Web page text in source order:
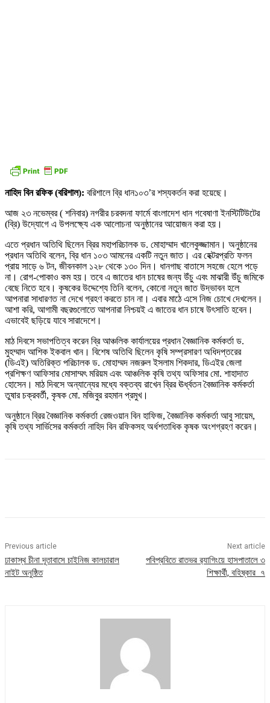
নাহিদ বিন রফিক (বরিশাল): বরিশালে ব্রি ধান১০৩’র শস্যকর্তন করা হয়েছে।
আজ ২৩ নভেম্বর ( শনিবার) নগরীর চরবদনা ফার্মে বাংলাদেশ ধান গবেষাণা ইনস্টিটিউটের
(ব্রি) উদ্যোগে এ উপলক্ষ্যে এক আলোচনা অনুষ্ঠানের আয়োজন করা হয়।
এতে প্রধান অতিথি ছিলেন ব্রির মহাপরিচালক ড. মোহাম্মাদ খালেকুজ্জামান। অনুষ্ঠানের
প্রধান অতিথি বলেন, ব্রি ধান ১০৩ আমনের একটি নতুন জাত। এর হেক্টরপ্রতি ফলন
প্রায় সাড়ে ৬ টন, জীবনকাল ১২৮ থেকে ১৩০ দিন। ধানগাছ বাতাসে সহজে হেলে পড়ে
না। রোগ-পোকাও কম হয়। তবে এ জাতের ধান চাষের জন্য উঁচু এবং মাঝারী উঁচু জমিকে
বেছে নিতে হবে। কৃষকের উদ্দেশ্যে তিনি বলেন, কোনো নতুন জাত উদ্ভাবন হলে
আপনারা সাধারণত না দেখে গ্রহণ করতে চান না। এবার মাঠে এসে নিজ চোখে দেখলেন।
আশা করি, আগামী বছরগুলোতে আপনারা নিশ্চয়ই এ জাতের ধান চাষে উৎসাতি হবেন।
এভাবেই ছড়িয়ে যাবে সারাদেশে।
মাঠ দিবসে সভাপতিত্ব করেন ব্রি আঞ্চলিক কার্যালয়ের প্রধান বৈজ্ঞানিক কর্মকর্তা ড.
মুহম্মাদ আশিক ইকবাল খান। বিশেষ অতিথি ছিলেন কৃষি সম্প্রসারণ অধিদপ্তরের
(ডিএই) অতিরিক্ত পরিচালক ড. মোহাম্মদ নজরুল ইসলাম শিকদার, ডিএইর জেলা
প্রশিক্ষণ আফিসার মোসাম্মৎ মরিয়ম এবং আঞ্চলিক কৃষি তথ্য অফিসার মো. শাহাদাত
হোসেন। মাঠ দিবসে অন্যান্যের মধ্যে বক্তব্য রাখেন ব্রির ঊর্ধ্বতন বৈজ্ঞানিক কর্মকর্তা
তুষার চক্রবর্তী, কৃষক মো. মজিবুর রহমান প্রমুখ।
অনুষ্ঠানে ব্রির বৈজ্ঞানিক কর্মকর্তা রেজওয়ান বিন হাফিজ, বৈজ্ঞানিক কর্মকর্তা আবু সায়েম,
কৃষি তথ্য সার্ভিসের কর্মকর্তা নাহিদ বিন রফিকসহ অর্ধশতাধিক কৃষক অংশগ্রহণ করেন।
Previous article
ঢাকাস্থ চীনা দূতাবাসে চাইনিজ কালচারাল
নাইট অনুষ্ঠিত
Next article
পবিপ্রবিতে রাতভর র‍্যাগিংয়ে হাসপাতালে ৩
শিক্ষার্থী, বহিষ্কার ৭